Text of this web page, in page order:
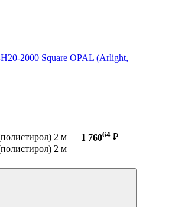
2000 Square OPAL (Arlight,
2 м — 1 76064 ₽
2 м